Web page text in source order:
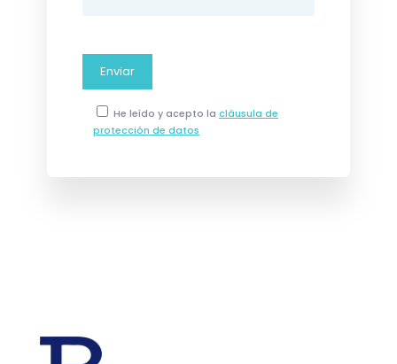
Por favor, deja este campo vacío.
He leído y acepto la cláusula de
protección de datos